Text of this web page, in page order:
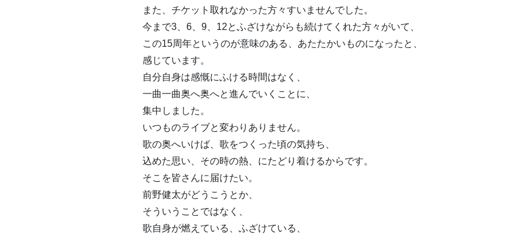
また、チケット取れなかった方々すいませんでした。
今まで3、6、9、12とふざけながらも続けてくれた方々がいて、
この15周年というのが意味のある、あたたかいものになったと、
感じています。
自分自身は感慨にふける時間はなく、
一曲一曲奥へ奥へと進んでいくことに、
集中しました。
いつものライブと変わりありません。
歌の奥へいけば、歌をつくった頃の気持ち、
込めた思い、その時の熱、にたどり着けるからです。
そこを皆さんに届けたい。
前野健太がどうこうとか、
そういうことではなく、
歌自身が燃えている、ふざけている、